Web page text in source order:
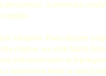
derizoriului, a minorului,
nopţilor.
sângelui. Eseu despre
majore: ea scrie foarte
psihanalizabile la
o asemenea temă la debut